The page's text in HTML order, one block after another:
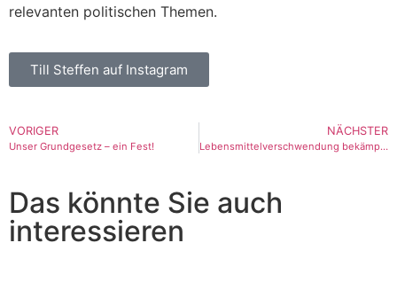
relevanten politischen Themen.
Till Steffen auf Instagram
VORIGER
Unser Grundgesetz – ein Fest!
NÄCHSTER
Lebensmittelverschwendung bekämpfen
Das könnte Sie auch
interessieren